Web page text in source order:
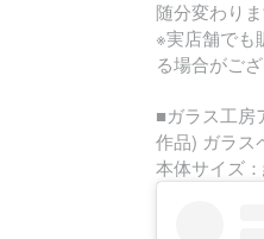
随分変わりま
※実店舗でも
る場合がござ
■ガラス工房
作品) ガラス
本体サイズ